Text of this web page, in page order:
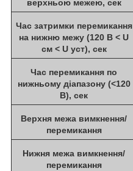
верхньою межею, сек
Час затримки перемикання
на нижню межу (120 В < U
см < U уст), сек
Час перемикання по
нижньому діапазону (<120
В), сек
Верхня межа вимкнення/
перемикання
Нижня межа вимкнення/
перемикання